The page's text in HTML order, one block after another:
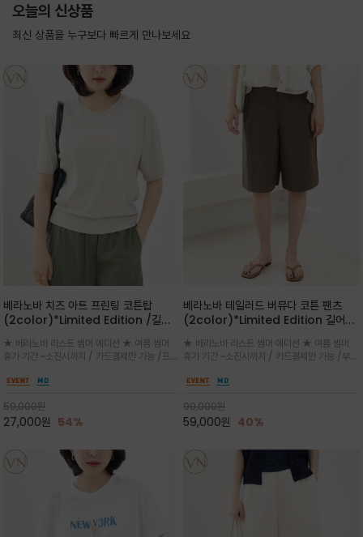
오늘의 신상품
최신 상품을 누구보다 빠르게 만나보세요
베라노바 치즈 아트 프린팅 코튼탑
(2color)*Limited Edition /길어
세요 ^^
★ 베라노바 라스트 썸머 에디션 ★ 여름 썸머
휴가 기간 ~소진시까지 / 카드결제만 가능 /프론
러스트 프린트가 더해져 과하지 않으면서도 세련
59,000원
27,000원 54%
베라노바 테일러드 버뮤다 코튼 팬츠
(2color)*Limited Edition 길어진
^^
★ 베라노바 라스트 썸머 에디션 ★ 여름 썸머
휴가 기간 ~소진시까지 / 카드결제만 가능 /부드
은은한 매트 컬러가 고급스러운 분위기
99,000원
59,000원 40%